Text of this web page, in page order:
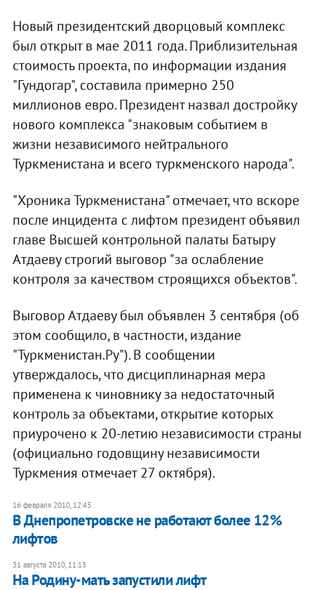
Новый президентский дворцовый комплекс
был открыт в мае 2011 года. Приблизительная
стоимость проекта, по информации издания
"Гундогар", составила примерно 250
миллионов евро. Президент назвал достройку
нового комплекса "знаковым событием в
жизни независимого нейтрального
Туркменистана и всего туркменского народа".
"Хроника Туркменистана" отмечает, что вскоре
после инцидента с лифтом президент объявил
главе Высшей контрольной палаты Батыру
Атдаеву строгий выговор "за ослабление
контроля за качеством строящихся объектов".
Выговор Атдаеву был объявлен 3 сентября (об
этом сообщило, в частности, издание
"Туркменистан.Ру"). В сообщении
утверждалось, что дисциплинарная мера
применена к чиновнику за недостаточный
контроль за объектами, открытие которых
приурочено к 20-летию независимости страны
(официально годовщину независимости
Туркмения отмечает 27 октября).
16 февраля 2010, 12:43
В Днепропетровске не работают более 12%
лифтов
31 августа 2010, 11:13
На Родину-мать запустили лифт